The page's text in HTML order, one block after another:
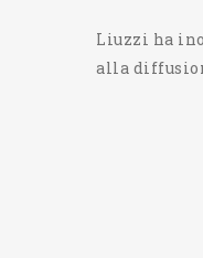
Liuzzi ha
alla